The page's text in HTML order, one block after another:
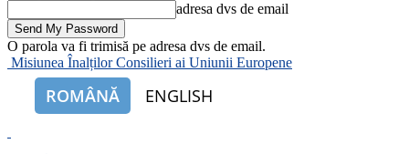
adresa dvs de email
O parola va fi trimisă pe adresa dvs de email.
Misiunea Înalților Consilieri ai Uniunii Europene
ROMÂNĂ ENGLISH